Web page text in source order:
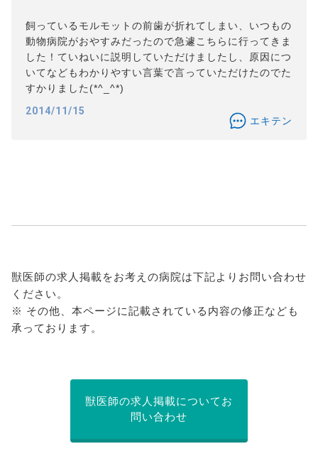
飼っているモルモットの前歯が折れてしまい、いつもの
動物病院がおやすみだったので急遽こちらに行ってきま
した！ていねいに説明していただけましたし、原因につ
いてなどもわかりやすい言葉で言っていただけたのでた
すかりました(*^_^*)
2014/11/15
エキテン
獣医師の求人掲載をお考えの病院は下記よりお問い合わせ
ください。
※ その他、本ページに記載されている内容の修正なども
承っております。
獣医師の求人掲載についてお
問い合わせ